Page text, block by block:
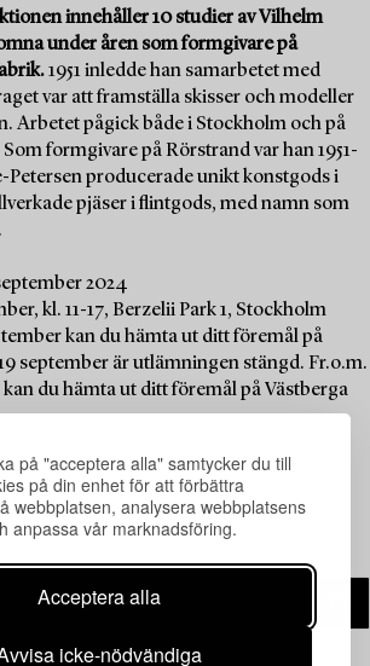
på "acceptera alla" samtycker du till
på din enhet för att förbättra
webbplatsen, analysera webbplatsens
anpassa vår marknadsföring.
Acceptera alla
icke-nödvändiga
innehåller 10 studier av Vilhelm
under åren som formgivare på
1951 inledde han samarbetet med
var att framställa skisser och modeller
Arbetet pågick både i Stockholm och på
formgivare på Rörstrand var han 1951-
Petersen producerade unikt konstgods i
pjäser i flintgods, med namn som
2024
kl. 11-17, Berzelii Park 1, Stockholm
kan du hämta ut ditt föremål på
september är utlämningen stängd. Fr.o.m.
du hämta ut ditt föremål på Västberga